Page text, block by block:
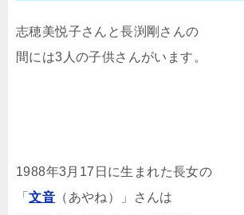
志穂美悦子さんと長渕剛さんの
間には3人の子供さんがいます。
1988年3月17日に生まれた長女の
「文音 （あやね）」さんは